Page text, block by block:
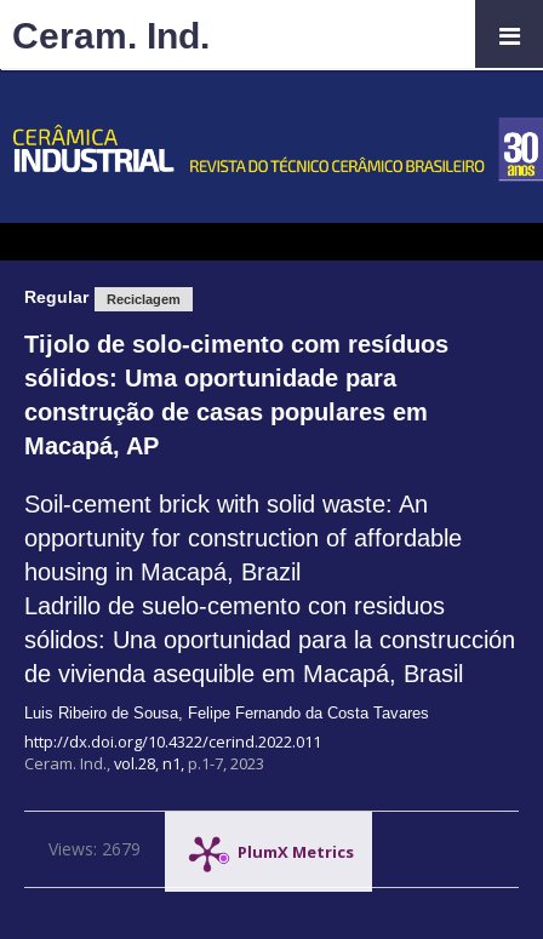
Regular Reciclagem
Tijolo de solo-cimento com resíduos
sólidos: Uma oportunidade para
construção de casas populares em
Macapá, AP
Soil-cement brick with solid waste: An
opportunity for construction of affordable
housing in Macapá, Brazil
Ladrillo de suelo-cemento con residuos
sólidos: Una oportunidad para la construcción
de vivienda asequible em Macapá, Brasil
Luis Ribeiro de Sousa Felipe Fernando da Costa Tavares
http://dx.doi.org/10.4322/cerind.2022.011
Ceram. Ind.,vol.28, n1, p.1-7, 2023
PlumX Metrics
Views: 2679
Ceram. Ind.